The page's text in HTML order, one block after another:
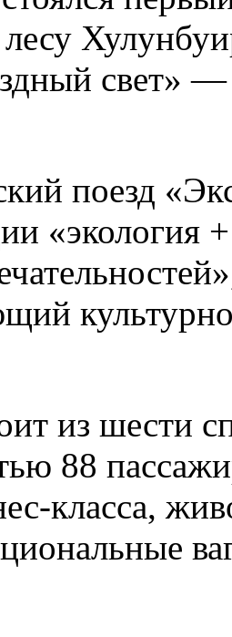
лесу
свет»
поезд
«экология
из шести
88
класса,